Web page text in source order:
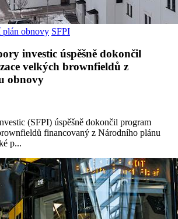
plán obnovy SFPI
investic úspěšně dokončil
velkých brownfieldů z
obnovy
(SFPI) úspěšně dokončil program
financovaný z Národního plánu
p...